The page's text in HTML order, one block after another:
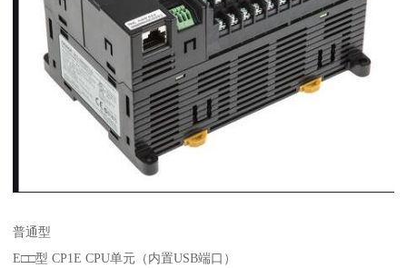
普通型
E□□型 CP1E CPU单元（内置USB端口）